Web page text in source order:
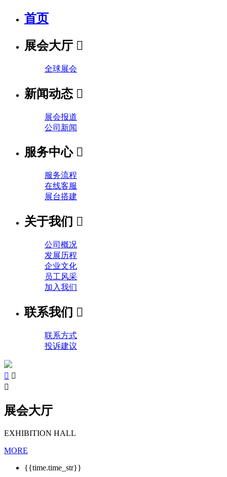
首页
展会大厅 
全球展会
新闻动态 
展会报道
公司新闻
服务中心 
服务流程
在线客服
展台搭建
关于我们 
公司概况
发展历程
企业文化
员工风采
加入我们
联系我们 
联系方式
投诉建议
 

展会大厅
EXHIBITION HALL
MORE
{{time.time_str}}